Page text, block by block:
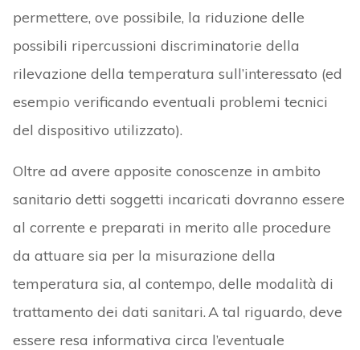
permettere, ove possibile, la riduzione delle
possibili ripercussioni discriminatorie della
rilevazione della temperatura sull’interessato (ed
esempio verificando eventuali problemi tecnici
del dispositivo utilizzato).
Oltre ad avere apposite conoscenze in ambito
sanitario detti soggetti incaricati dovranno essere
al corrente e preparati in merito alle procedure
da attuare sia per la misurazione della
temperatura sia, al contempo, delle modalità di
trattamento dei dati sanitari. A tal riguardo, deve
essere resa informativa circa l’eventuale